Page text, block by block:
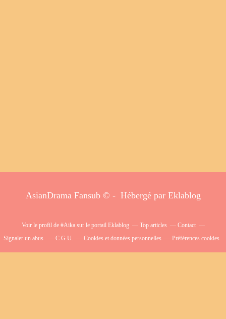
AsianDrama Fansub © - Hébergé par Eklablog
Voir le profil de #Aikasur le portail Eklablog Top articles
Contact
Signaler un abus
C.G.U. Cookies et données personnelles Préférences cookies